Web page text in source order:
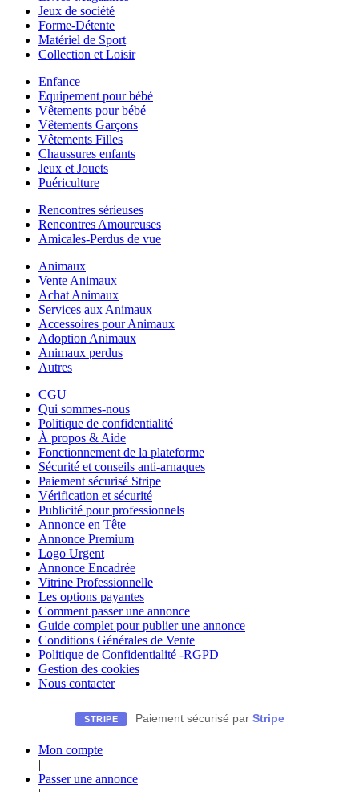
Jeux de société
Forme-Détente
Matériel de Sport
Collection et Loisir
Enfance
Equipement pour bébé
Vêtements pour bébé
Vêtements Garçons
Vêtements Filles
Chaussures enfants
Jeux et Jouets
Puériculture
Rencontres sérieuses
Rencontres Amoureuses
Amicales-Perdus de vue
Animaux
Vente Animaux
Achat Animaux
Services aux Animaux
Accessoires pour Animaux
Adoption Animaux
Animaux perdus
Autres
CGU
Qui sommes-nous
Politique de confidentialité
À propos & Aide
Fonctionnement de la plateforme
Sécurité et conseils anti-arnaques
Paiement sécurisé Stripe
Vérification et sécurité
Publicité pour professionnels
Annonce en Tête
Annonce Premium
Logo Urgent
Annonce Encadrée
Vitrine Professionnelle
Les options payantes
Comment passer une annonce
Guide complet pour publier une annonce
Conditions Générales de Vente
Politique de Confidentialité -RGPD
Gestion des cookies
Nous contacter
STRIPE Paiement sécurisé par Stripe
Mon compte
|
Passer une annonce